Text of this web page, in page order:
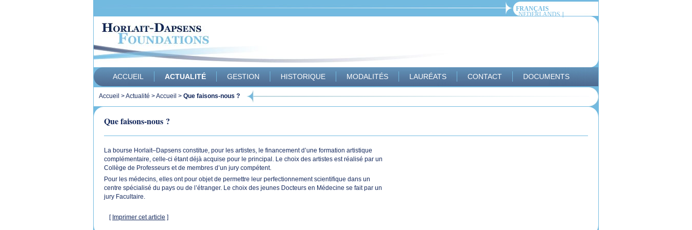
FRANÇAIS
NEDERLANDS
ACCUEIL ACTUALITÉ GESTION HISTORIQUE MODALITÉS LAURÉATS CONTACT DOCUMENTS
Accueil >Actualité >Accueil > Que faisons-nous ?
Que faisons-nous ?
La bourse Horlait–Dapsens constitue, pour les artistes, le financement d’une formation artistique
complémentaire, celle-ci étant déjà acquise pour le principal. Le choix des artistes est réalisé par un
Collège de Professeurs et de membres d’un jury compétent.
Pour les médecins, elles ont pour objet de permettre leur perfectionnement scientifique dans un
centre spécialisé du pays ou de l’étranger. Le choix des jeunes Docteurs en Médecine se fait par un
jury Facultaire.
[ Imprimer cet article ]